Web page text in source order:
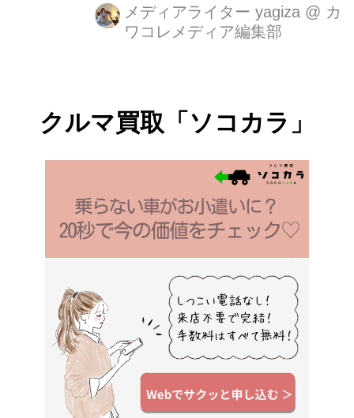
Street Café Ginza】。場所は、ブラン
ド最大級の旗艦店「JIMMY CHOO
メディアライター yagiza @ カ
ワコレメディア編集部
クルマ買取「ソコカラ」